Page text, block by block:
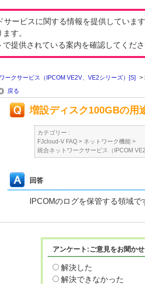
ービスに関する情報を提供しています
す。
提供されている案内を確認してくださ
ークサービス（IPCOM VE2V、VE2シリーズ）[S] >
戻る
増設ディスク100GBの用
カテゴリー :
FJcloud-V FAQ > ネットワーク機能 >
統合ネットワークサービス（IPCOM
回答
IPCOMのログを保管する領域
アンケート:ご意見をお聞か
解決した
解決できなかった